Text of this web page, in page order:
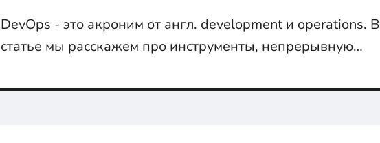
DevOps - это акроним от англ. development и operations. В
статье мы расскажем про инструменты, непрерывную